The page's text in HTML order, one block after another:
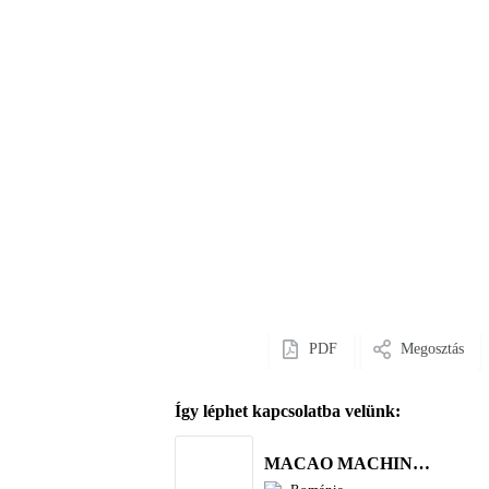
PDF Megosztás
Így léphet kapcsolatba velünk:
MACAO MACHINERY S.R.L.